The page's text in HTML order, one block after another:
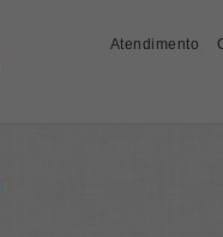
Atendimento